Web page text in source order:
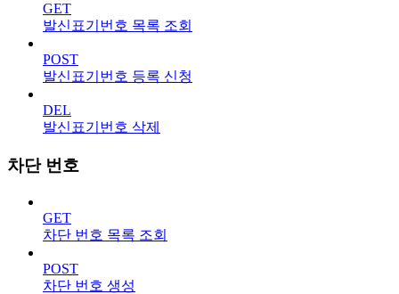
GET
발신표기번호 목록 조회
POST
발신표기번호 등록 신청
DEL
발신표기번호 삭제
차단 번호
GET
차단 번호 목록 조회
POST
차단 번호 생성